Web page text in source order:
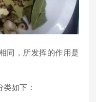
同，所发挥的作用是
如下：